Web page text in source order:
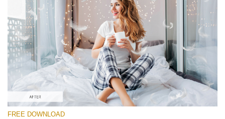
Por favor seleccione
Free Photoshop Overlay #1
Small 800*600px
White Feathers
(30 Overlays)
Large 6000*4000px
FREE DOWNLOAD